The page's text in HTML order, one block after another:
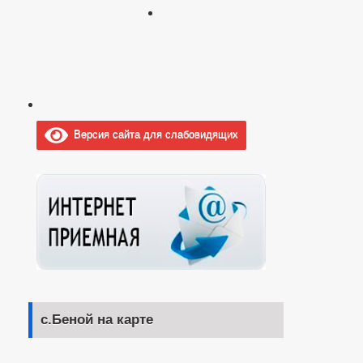
Версия сайта для слабовидящих
с.Беной на карте